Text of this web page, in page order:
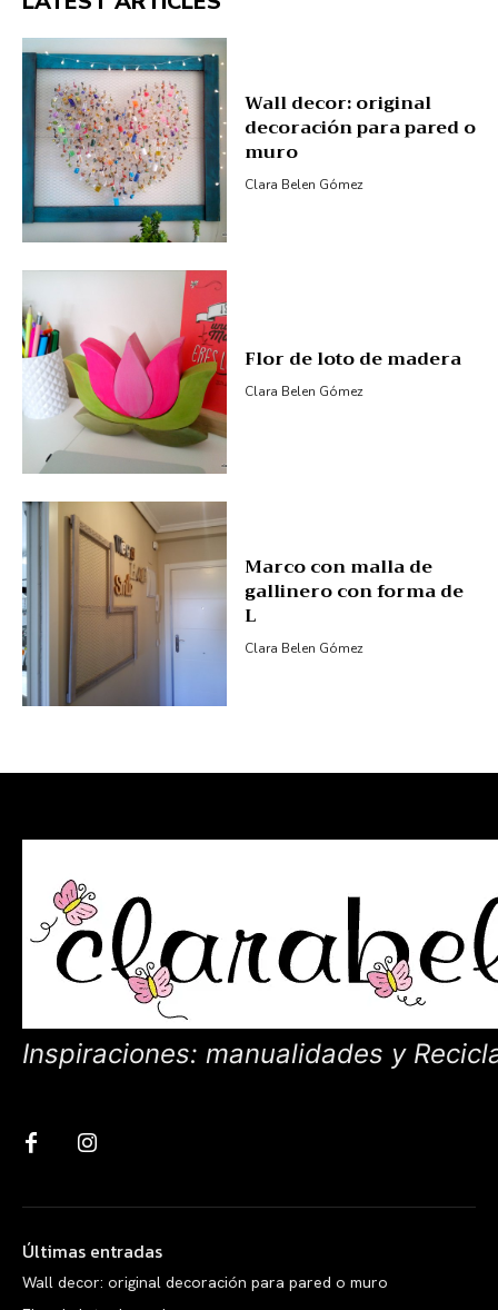
Wall decor: original
decoración para pared o
muro
Clara Belen Gómez
Flor de loto de madera
Clara Belen Gómez
Marco con malla de
gallinero con forma de
L
Clara Belen Gómez
Inspiraciones: manualidades y
Últimas entradas
Wall decor: original decoración para pared o muro